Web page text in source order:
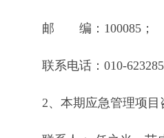
邮 编：100085；
联系电话：010-
2、本期应急管理项目